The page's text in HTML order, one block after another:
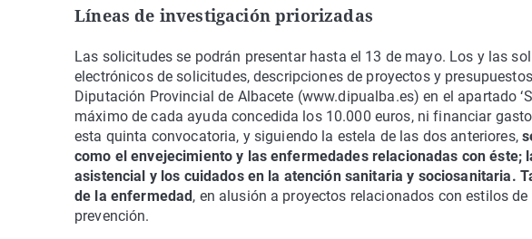
Líneas de investigación priorizadas
Las solicitudes se podrán presentar hasta el 13 de mayo. Los y las
electrónicos de solicitudes, descripciones de proyectos y
Diputación Provincial de Albacete (www.dipualba.es) en el apartado
máximo de cada ayuda concedida los 10.000 euros, ni financiar
esta quinta convocatoria, y siguiendo la estela de las dos anteriores,
como el envejecimiento y las enfermedades relacionadas con éste;
asistencial y los cuidados en la atención sanitaria y sociosanitaria.
de la enfermedad , en alusión a proyectos relacionados con estilos
prevención.